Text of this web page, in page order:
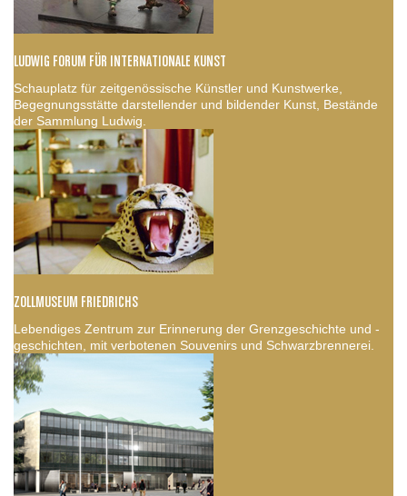
LUDWIG FORUM FÜR INTERNATIONALE KUNST
Schauplatz für zeitgenössische Künstler und Kunstwerke,
Begegnungsstätte darstellender und bildender Kunst, Bestände
der Sammlung Ludwig.
ZOLLMUSEUM FRIEDRICHS
Lebendiges Zentrum zur Erinnerung der Grenzgeschichte und -
geschichten, mit verbotenen Souvenirs und Schwarzbrennerei.